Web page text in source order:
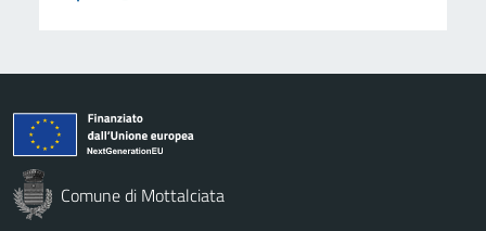
Comune di Mottalciata